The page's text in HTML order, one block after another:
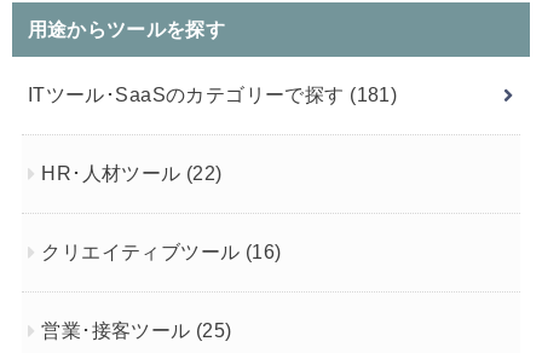
用途からツールを探す
ITツール･SaaSのカテゴリーで探す (181)
HR･人材ツール (22)
クリエイティブツール (16)
営業･接客ツール (25)